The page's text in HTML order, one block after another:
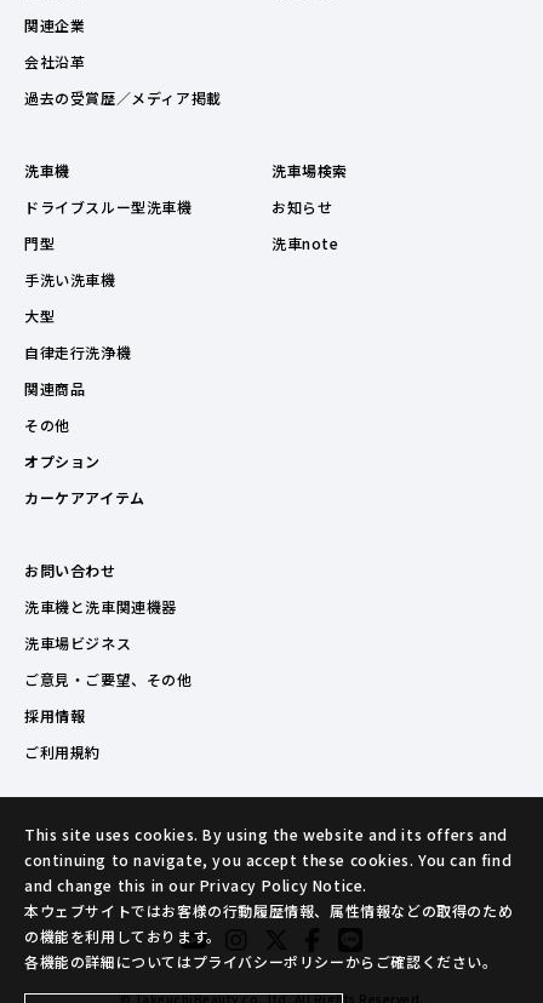
関連企業
会社沿革
過去の受賞歴／メディア掲載
洗車機
ドライブスルー型洗車機
門型
手洗い洗車機
大型
自律走行洗浄機
関連商品
その他
オプション
カーケアアイテム
洗車場検索
お知らせ
洗車note
お問い合わせ
洗車機と洗車関連機器
洗車場ビジネス
ご意見・ご要望、その他
採用情報
ご利用規約
© TakeuchiBeauty co.,ltd. All Rights Reserved.
This site uses cookies. By using the website and its offers and
continuing to navigate, you accept these cookies. You can find
and change this in our Privacy Policy Notice.
本ウェブサイトではお客様の行動履歴情報、属性情報などの取得のため
の機能を利用しております。
各機能の詳細についてはプライバシーポリシーからご確認ください。